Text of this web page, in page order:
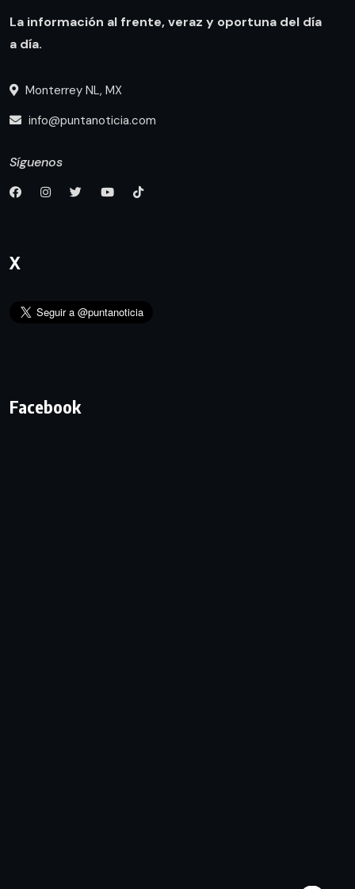
La información al frente, veraz y oportuna del día
a día.
Monterrey NL, MX
info@puntanoticia.com
Síguenos
X
Facebook